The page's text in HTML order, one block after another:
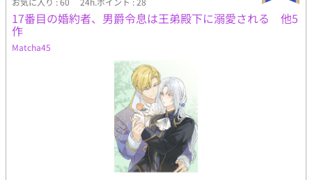
17番目の婚約者、男爵令息は王弟殿下に溺愛される 他5
作
Matcha45